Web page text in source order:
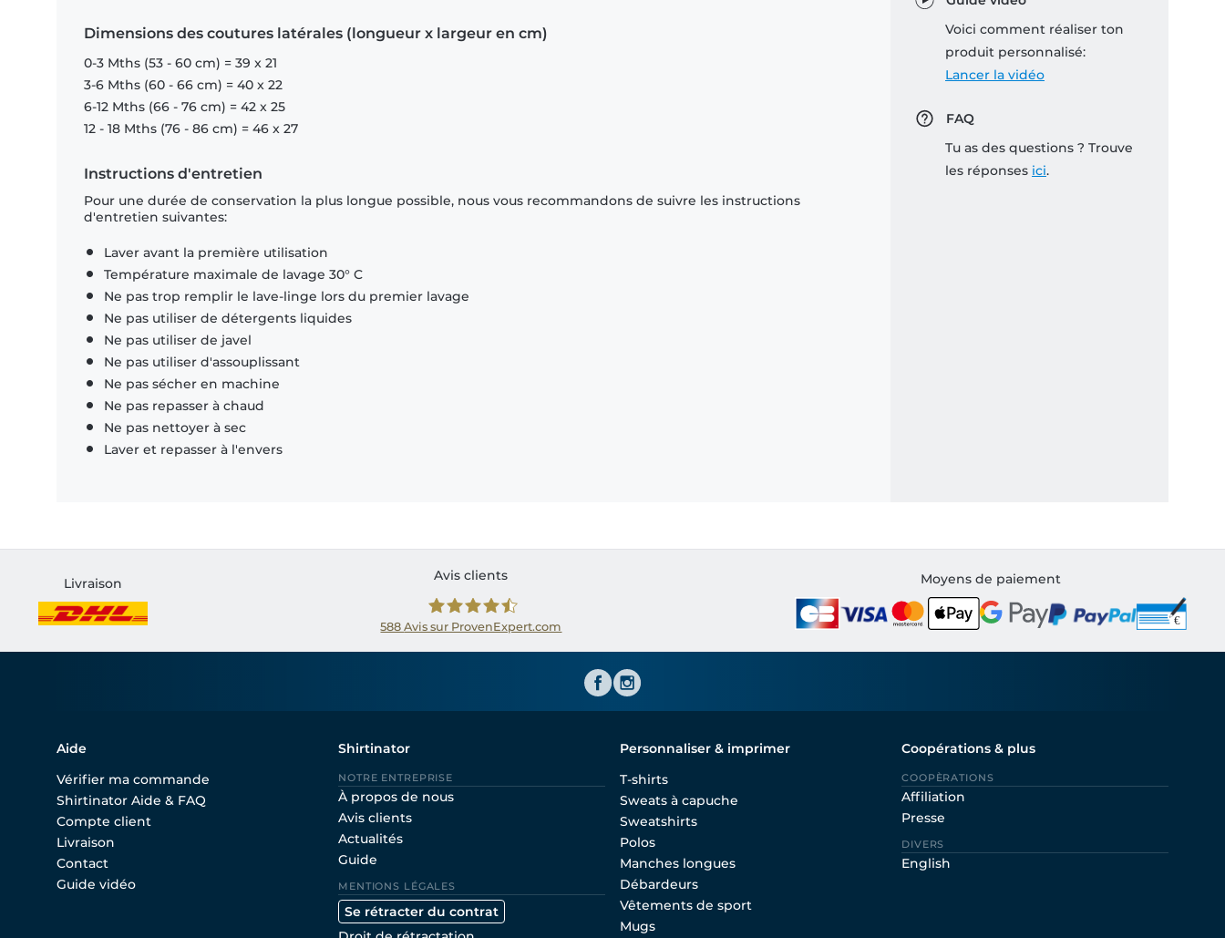
Dimensions des coutures latérales (longueur x largeur en cm)
0-3 Mths (53 - 60 cm) = 39 x 21
3-6 Mths (60 - 66 cm) = 40 x 22
6-12 Mths (66 - 76 cm) = 42 x 25
12 - 18 Mths (76 - 86 cm) = 46 x 27
Instructions d'entretien
Pour une durée de conservation la plus longue possible, nous vous recommandons de suivre les instructions
d'entretien suivantes:
Laver avant la première utilisation
Température maximale de lavage 30° C
Ne pas trop remplir le lave-linge lors du premier lavage
Ne pas utiliser de détergents liquides
Ne pas utiliser de javel
Ne pas utiliser d'assouplissant
Ne pas sécher en machine
Ne pas repasser à chaud
Ne pas nettoyer à sec
Laver et repasser à l'envers
Voici comment réaliser ton
produit personnalisé:
Lancer la vidéo
FAQ
Tu as des questions ? Trouve
les réponses ici.
Livraison
Avis clients
588Avis sur ProvenExpert.com
Moyens de paiement
Aide
Vérifier ma commande
Shirtinator Aide & FAQ
Compte client
Livraison
Contact
Guide vidéo
Shirtinator
NOTRE ENTREPRISE
À propos de nous
Avis clients
Actualités
Guide
MENTIONS LÉGALES
Se rétracter du contrat
Personnaliser & imprimer
T-shirts
Sweats à capuche
Sweatshirts
Polos
Manches longues
Débardeurs
Vêtements de sport
Mugs
Coopérations & plus
COOPÈRATIONS
Affiliation
Presse
DIVERS
English